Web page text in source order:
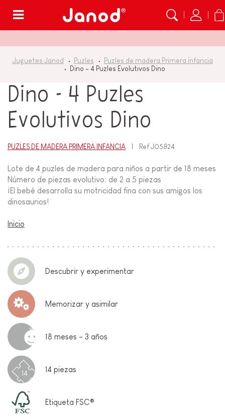
Juguetes Janod Puzles
Puzles de madera Primera infancia
Dino - 4 Puzles Evolutivos Dino
Dino - 4 Puzles
Evolutivos Dino
PUZLES DE MADERA PRIMERA INFANCIA RefJ05824
Lote de 4 puzles de madera para niños a partir de 18 meses
Número de piezas evolutivo: de 2 a 5 piezas
¡El bebé desarrolla su motricidad fina con sus amigos los
dinosaurios!
Inicio
Descubrir y experimentar
Memorizar y asimilar
18 meses - 3 años
14 14 piezas
Etiqueta FSC®